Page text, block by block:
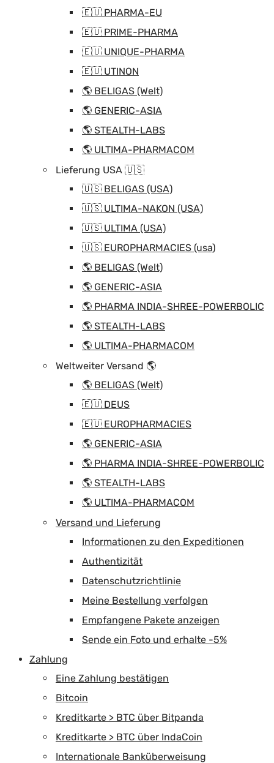
🇪🇺 PHARMA-EU
🇪🇺 PRIME-PHARMA
🇪🇺 UNIQUE-PHARMA
🇪🇺 UTINON
🌎 BELIGAS (Welt)
🌎 GENERIC-ASIA
🌎 STEALTH-LABS
🌎 ULTIMA-PHARMACOM
Lieferung USA 🇺🇸
🇺🇸 BELIGAS (USA)
🇺🇸 ULTIMA-NAKON (USA)
🇺🇸 ULTIMA (USA)
🇺🇸 EUROPHARMACIES (usa)
🌎 BELIGAS (Welt)
🌎 GENERIC-ASIA
🌎 PHARMA INDIA-SHREE-POWERBOLIC
🌎 STEALTH-LABS
🌎 ULTIMA-PHARMACOM
Weltweiter Versand 🌎
🌎 BELIGAS (Welt)
🇪🇺 DEUS
🇪🇺 EUROPHARMACIES
🌎 GENERIC-ASIA
🌎 PHARMA INDIA-SHREE-POWERBOLIC
🌎 STEALTH-LABS
🌎 ULTIMA-PHARMACOM
Versand und Lieferung
Informationen zu den Expeditionen
Authentizität
Datenschutzrichtlinie
Meine Bestellung verfolgen
Empfangene Pakete anzeigen
Sende ein Foto und erhalte -5%
Zahlung
Eine Zahlung bestätigen
Bitcoin
Kreditkarte > BTC über Bitpanda
Kreditkarte > BTC über IndaCoin
Internationale Banküberweisung